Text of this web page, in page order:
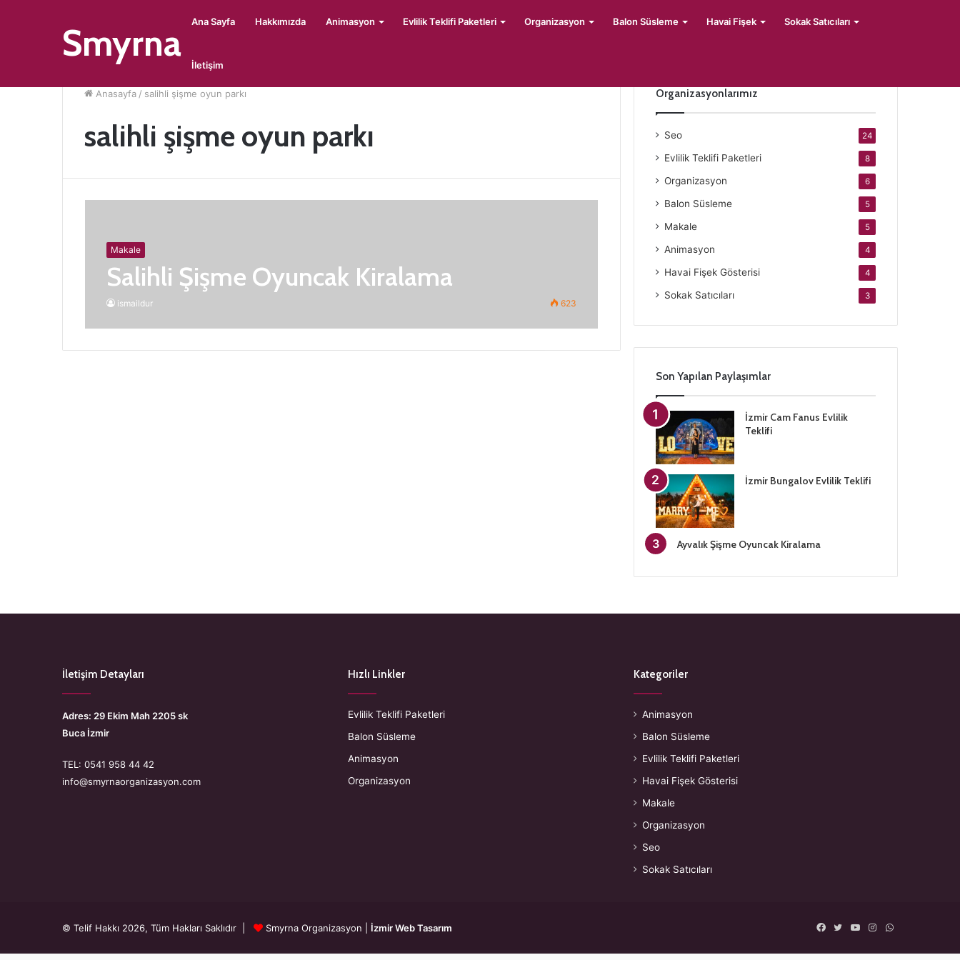
Smyrna Ana Sayfa Hakkımızda Animasyon Evlilik Teklifi Paketleri Organizasyon Balon Süsleme Havai Fişek Sokak Satıcıları
İletişim
Anasayfa / salihli şişme oyun parkı
salihli şişme oyun parkı
Makale
Salihli Şişme Oyuncak Kiralama
ismaildur 623
Organizasyonlarımız
Seo 24
Evlilik Teklifi Paketleri 8
Organizasyon 6
Balon Süsleme 5
Makale 5
Animasyon 4
Havai Fişek Gösterisi 4
Sokak Satıcıları 3
Son Yapılan Paylaşımlar
İzmir Cam Fanus Evlilik
Teklifi
İzmir Bungalov Evlilik Teklifi
Ayvalık Şişme Oyuncak Kiralama
İletişim Detayları
Adres: 29 Ekim Mah 2205 sk
Buca İzmir
TEL: 0541 958 44 42
info@smyrnaorganizasyon.com
Hızlı Linkler
Evlilik Teklifi Paketleri
Balon Süsleme
Animasyon
Organizasyon
Kategoriler
Animasyon
Balon Süsleme
Evlilik Teklifi Paketleri
Havai Fişek Gösterisi
Makale
Organizasyon
Seo
Sokak Satıcıları
© Telif Hakkı 2026, Tüm Hakları Saklıdır | Smyrna Organizasyon İzmir Web Tasarım Facebook
TwitterYouTubeInstagram
WhatsApp